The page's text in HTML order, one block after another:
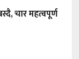
चार महत्वपूर्ण